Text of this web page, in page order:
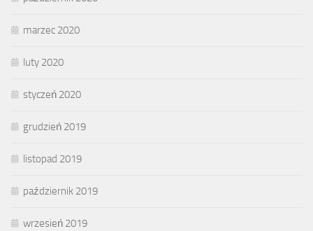
marzec 2020
luty 2020
styczeń 2020
grudzień 2019
listopad 2019
październik 2019
wrzesień 2019